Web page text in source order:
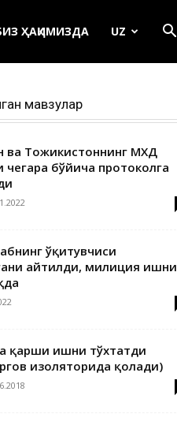
ҲАҚИМИЗДА UZ
мавзулар
ва Тожикистоннинг МХДҚ
бўйича протоколга
ўқитувчиси
айтилди, милиция ишни
қарши ишни тўхтатди
изоляторида қолади)